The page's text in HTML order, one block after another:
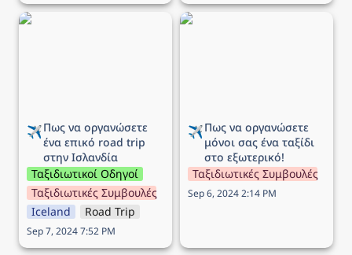
Πως να οργανώσετε ένα
✈️Πως να οργανώσετε
ένα επικό road trip
στην Ισλανδία
Ταξιδιωτικοί Οδηγοί
Ταξιδιωτικές Συμβουλές
Iceland
Road Trip
Sep 7, 2024 7:52 PM
Πως να οργανώσετε
✈️Πως να οργανώσετε
μόνοι σας ένα ταξίδι
στο εξωτερικό!
Ταξιδιωτικές Συμβουλές
Sep 6, 2024 2:14 PM